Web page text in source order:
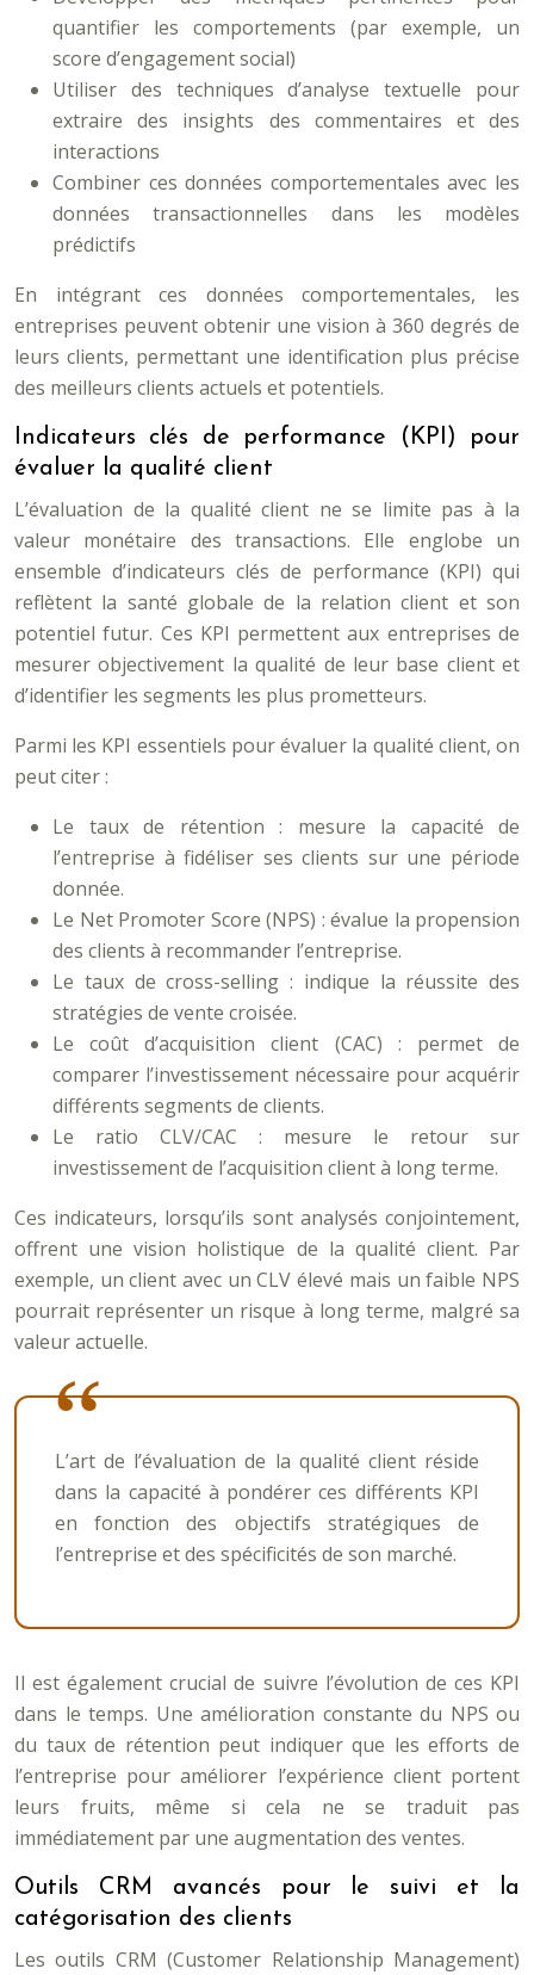
quantifier les comportements (par exemple, un
score d’engagement social)
Utiliser des techniques d’analyse textuelle pour
extraire des insights des commentaires et des
interactions
Combiner ces données comportementales avec les
données transactionnelles dans les modèles
prédictifs
En intégrant ces données comportementales, les
entreprises peuvent obtenir une vision à 360 degrés de
leurs clients, permettant une identification plus précise
des meilleurs clients actuels et potentiels.
Indicateurs clés de performance (KPI) pour
évaluer la qualité client
L’évaluation de la qualité client ne se limite pas à la
valeur monétaire des transactions. Elle englobe un
ensemble d’indicateurs clés de performance (KPI) qui
reflètent la santé globale de la relation client et son
potentiel futur. Ces KPI permettent aux entreprises de
mesurer objectivement la qualité de leur base client et
d’identifier les segments les plus prometteurs.
Parmi les KPI essentiels pour évaluer la qualité client, on
peut citer :
Le taux de rétention : mesure la capacité de
l’entreprise à fidéliser ses clients sur une période
donnée.
Le Net Promoter Score (NPS) : évalue la propension
des clients à recommander l’entreprise.
Le taux de cross-selling : indique la réussite des
stratégies de vente croisée.
Le coût d’acquisition client (CAC) : permet de
comparer l’investissement nécessaire pour acquérir
différents segments de clients.
Le ratio CLV/CAC : mesure le retour sur
investissement de l’acquisition client à long terme.
Ces indicateurs, lorsqu’ils sont analysés conjointement,
offrent une vision holistique de la qualité client. Par
exemple, un client avec un CLV élevé mais un faible NPS
pourrait représenter un risque à long terme, malgré sa
valeur actuelle.
L’art de l’évaluation de la qualité client réside
dans la capacité à pondérer ces différents KPI
en fonction des objectifs stratégiques de
l’entreprise et des spécificités de son marché.
Il est également crucial de suivre l’évolution de ces KPI
dans le temps. Une amélioration constante du NPS ou
du taux de rétention peut indiquer que les efforts de
l’entreprise pour améliorer l’expérience client portent
leurs fruits, même si cela ne se traduit pas
immédiatement par une augmentation des ventes.
Outils CRM avancés pour le suivi et la
catégorisation des clients
Les outils CRM (Customer Relationship Management)